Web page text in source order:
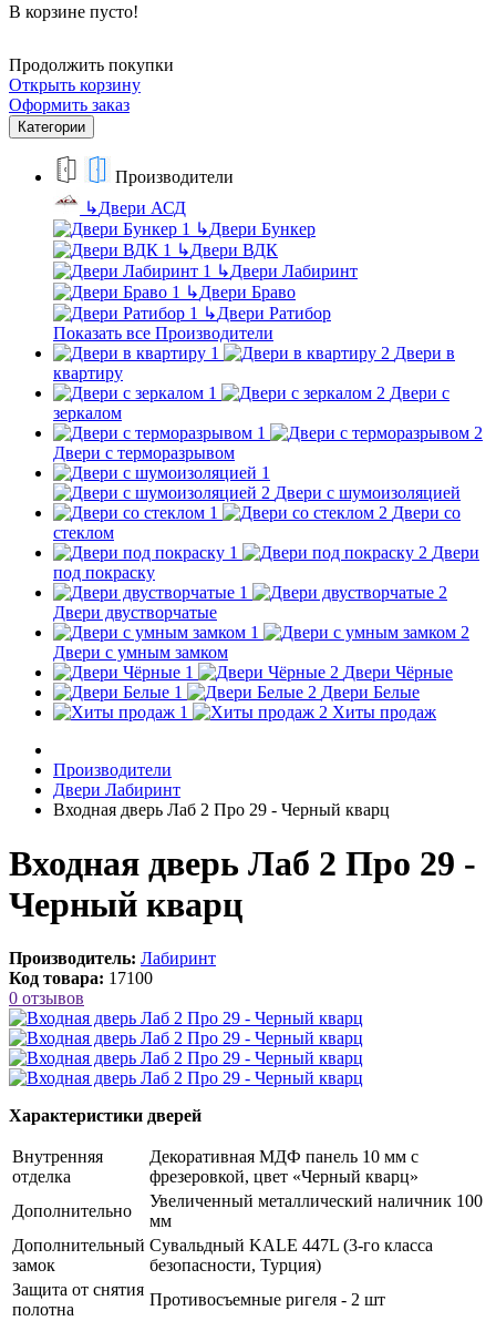
В корзине пусто!
Продолжить покупки
Открыть корзину
Оформить заказ
Категории
Производители
↳Двери АСД
↳Двери Бункер
↳Двери ВДК
↳Двери Лабиринт
↳Двери Браво
↳Двери Ратибор
Показать все Производители
Двери в
квартиру
Двери с
зеркалом
Двери с терморазрывом
Двери с шумоизоляцией
Двери со
стеклом
Двери
под покраску
Двери двустворчатые
Двери с умным замком
Двери Чёрные
Двери Белые
Хиты продаж
Производители
Двери Лабиринт
Входная дверь Лаб 2 Про 29 - Черный кварц
Входная дверь Лаб 2 Про 29 -
Черный кварц
Производитель: Лабиринт
Код товара: 17100
0 отзывов
Характеристики дверей
Внутренняя
отделка
Декоративная МДФ панель 10 мм с
фрезеровкой, цвет «Черный кварц»
Дополнительно
Увеличенный металлический наличник 100
мм
Дополнительный
замок
Сувальдный KALE 447L (3-го класса
безопасности, Турция)
Защита от снятия
полотна
Противосъемные ригеля - 2 шт